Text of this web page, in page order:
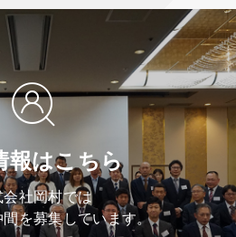
報はこちら
会社岡村では
を募集しています。